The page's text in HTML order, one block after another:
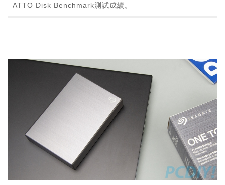
ATTO Disk Benchmark測試成績。